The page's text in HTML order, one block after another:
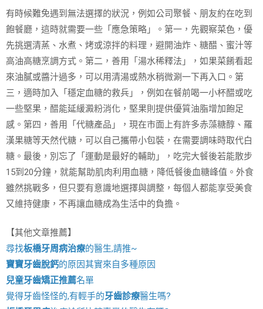
有時候難免遇到無法選擇的狀況，例如公司聚餐、朋友約在吃到
飽餐廳，這時就需要一些「應急策略」。第一，先觀察菜色，優
先挑選清蒸、水煮、烤或涼拌的料理，避開油炸、糖醋、蜜汁等
高油高糖烹調方式。第二，善用「湯水稀釋法」，如果菜餚看起
來油膩或醬汁過多，可以用清湯或熱水稍微涮一下再入口。第
三，適時加入「穩定血糖的救兵」，例如在餐前喝一小杯醋或吃
一些堅果，醋能延緩澱粉消化，堅果則提供優質油脂增加飽足
感。第四，善用「代糖產品」，現在市面上有許多赤藻糖醇、羅
漢果糖等天然代糖，可以自己攜帶小包裝，在需要調味時取代白
糖。最後，別忘了「運動是最好的輔助」，吃完大餐後若能散步
15到20分鐘，就能幫助肌肉利用血糖，降低餐後血糖峰值。外食
雖然挑戰多，但只要有意識地選擇與調整，每個人都能享受美食
又維持健康，不再讓血糖成為生活中的負擔。
【其他文章推薦】
尋找板橋牙周病治療的醫生,請推~
寶寶牙齒脫鈣的原因其實來自多種原因
兒童牙齒矯正推薦名單
覺得牙齒怪怪的,有輕手的牙齒診療醫生嗎?